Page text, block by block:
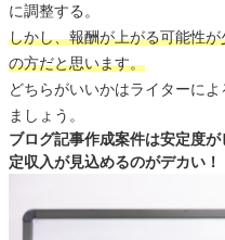
に調整する。
しかし、報酬が上がる可能性
の方だと思います。
どちらがいいかはライターに
ましょう。
ブログ記事作成案件は安定度
定収入が見込めるのがデカい！